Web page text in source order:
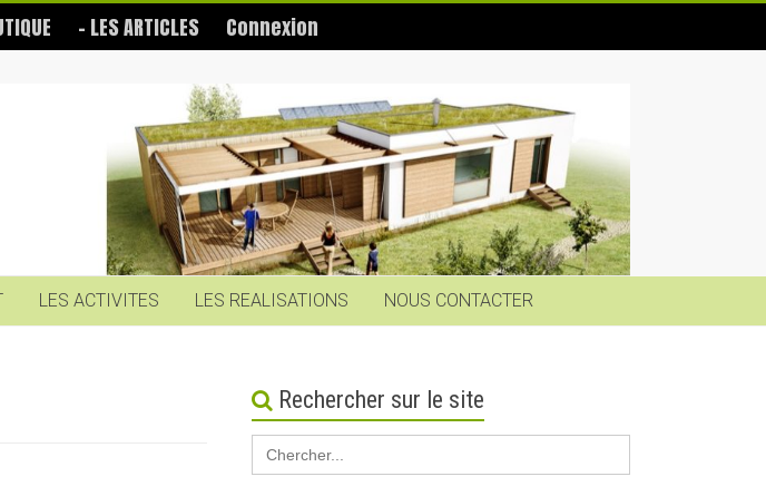
– LES ARTICLES Connexion
LES ACTIVITES LES REALISATIONS NOUS CONTACTER
Rechercher sur le site
Search
for: